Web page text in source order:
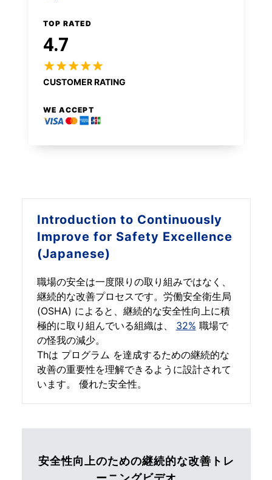
Introduction to Continuously
Improve for Safety Excellence
(Japanese)
職場の安全は一度限りの取り組みではなく、
継続的な改善プロセスです。労働安全衛生局
(OSHA) によると、継続的な安全性向上に積
極的に取り組んでいる組織は、 32% 職場で
の怪我の減少。
Thは プログラム を達成するための継続的な
改善の重要性を理解できるように設計されて
います。 優れた安全性。
安全性向上のための継続的な改善トレ
TOP RATED
4.7
CUSTOMER RATING
WE ACCEPT